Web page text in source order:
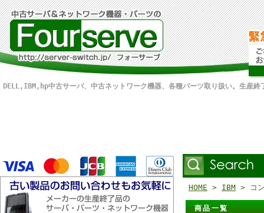
DELL,IBM,hp中古サーバ、中古ネットワーク機器、各種パーツ取り扱い。生産終
HOME > IBM > コ
商品一覧